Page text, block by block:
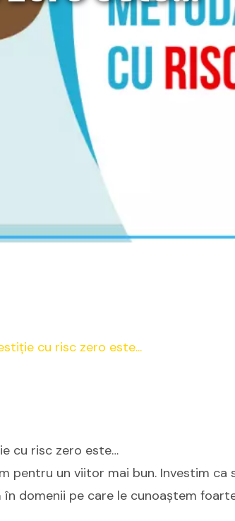
cu risc zero este…
pentru un viitor mai bun. Investim ca
domenii pe care le cunoaștem